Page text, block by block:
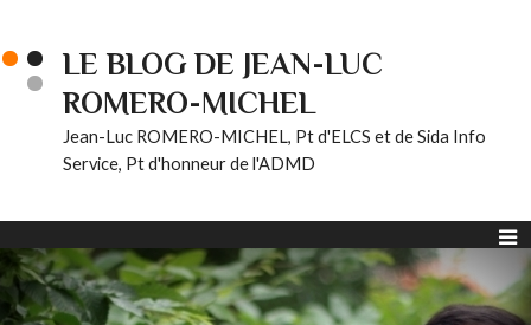
LE BLOG DE JEAN-LUC
ROMERO-MICHEL
Jean-Luc ROMERO-MICHEL, Pt d'ELCS et de Sida Info
Service, Pt d'honneur de l'ADMD